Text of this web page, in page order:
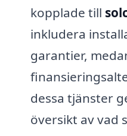
kopplade till
inkludera
garantier,
dessa tjänster
översikt av vad